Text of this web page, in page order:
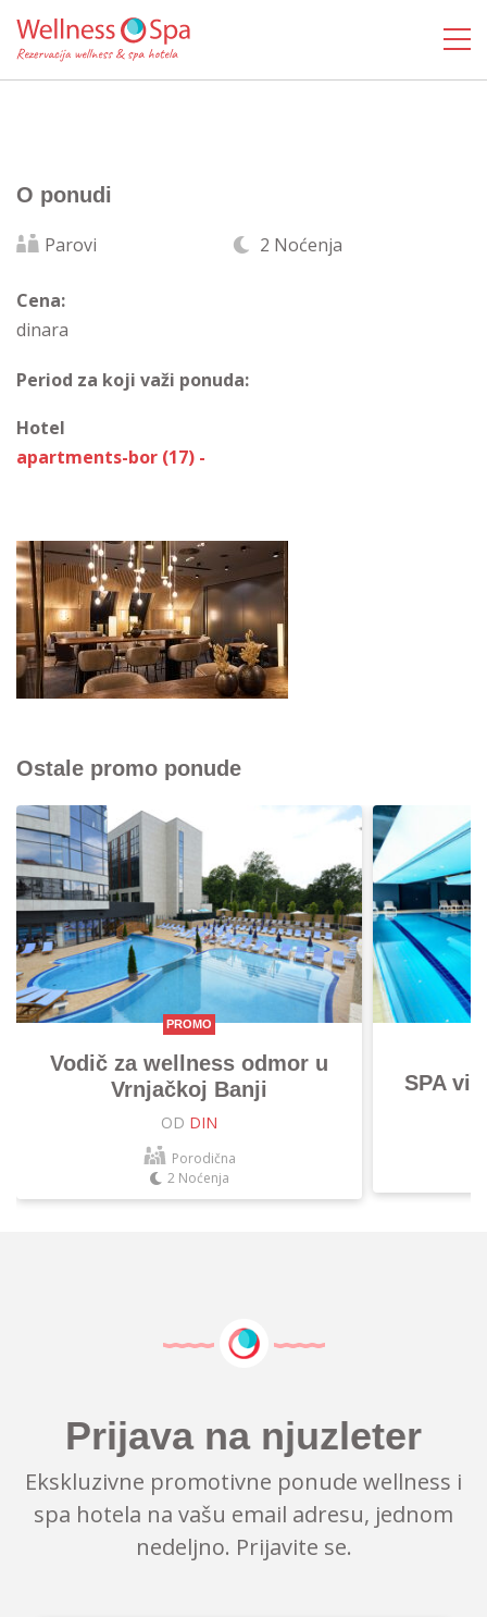
O ponudi
Parovi 2 Noćenja
Cena:
dinara
Period za koji važi ponuda:
Hotel
apartments-bor (17) -
Ostale promo ponude
PROMO
Vodič za wellness odmor u
Vrnjačkoj Banji
OD DIN
Porodična
2 Noćenja
SPA
Prijava na njuzleter
Ekskluzivne promotivne ponude wellness i
spa hotela na vašu email adresu, jednom
nedeljno. Prijavite se.